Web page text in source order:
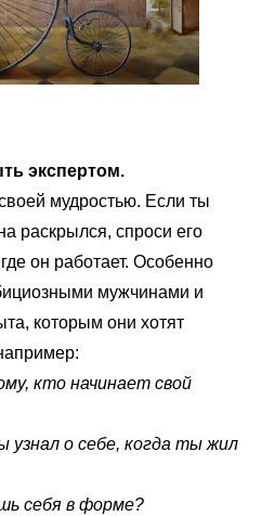
экспертом.
мудростью. Если ты
раскрылся, спроси его
он работает. Особенно
мужчинами и
которым они хотят
кто начинает свой
о себе, когда ты жил
себя в форме?